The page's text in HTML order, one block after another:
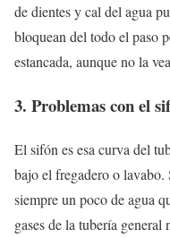
de dientes y cal del agua
bloquean del todo el paso
estancada, aunque no la
3. Problemas con el
El sifón es esa curva del
bajo el fregadero o
siempre un poco de agua
gases de la tubería